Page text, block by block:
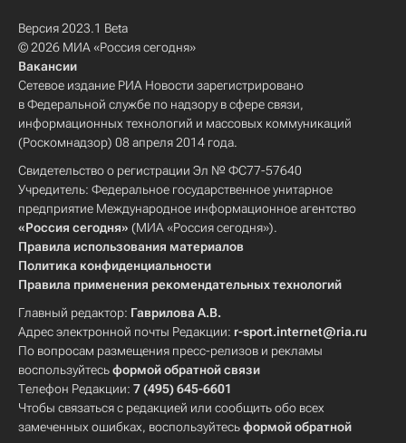
Версия 2023.1 Beta
© 2026 МИА «Россия сегодня»
Вакансии
Сетевое издание РИА Новости зарегистрировано
в Федеральной службе по надзору в сфере связи,
информационных технологий и массовых коммуникаций
(Роскомнадзор) 08 апреля 2014 года.
Свидетельство о регистрации Эл № ФС77-57640
Учредитель: Федеральное государственное унитарное
предприятие Международное информационное агентство
«Россия сегодня» (МИА «Россия сегодня»).
Правила использования материалов
Политика конфиденциальности
Правила применения рекомендательных технологий
Главный редактор: Гаврилова А.В.
Адрес электронной почты Редакции: r-sport.internet@ria.ru
По вопросам размещения пресс-релизов и рекламы
воспользуйтесьформой обратной связи
Телефон Редакции: 7 (495) 645-6601
Чтобы связаться с редакцией или сообщить обо всех
замеченных ошибках, воспользуйтесьформой обратной